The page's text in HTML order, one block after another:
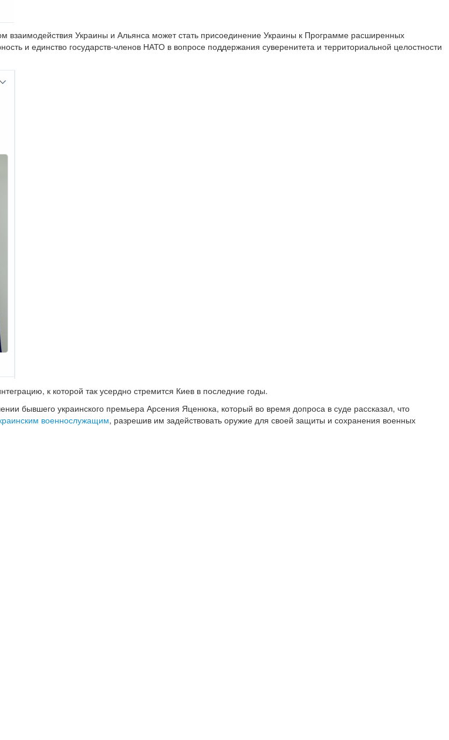
взаимодействия Украины и Альянса может стать присоединение Украины к Программе расширенных
и единство государств-членов НАТО в вопросе поддержания суверенитета и территориальной целостности
к которой так усердно стремится Киев в последние годы.
бывшего украинского премьера Арсения Яценюка, который во время допроса в суде рассказал, что
военнослужащим, разрешив им задействовать оружие для своей защиты и сохранения военных